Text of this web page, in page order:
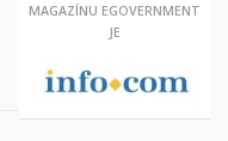
MAGAZÍNU EGOVERNMENT
JE